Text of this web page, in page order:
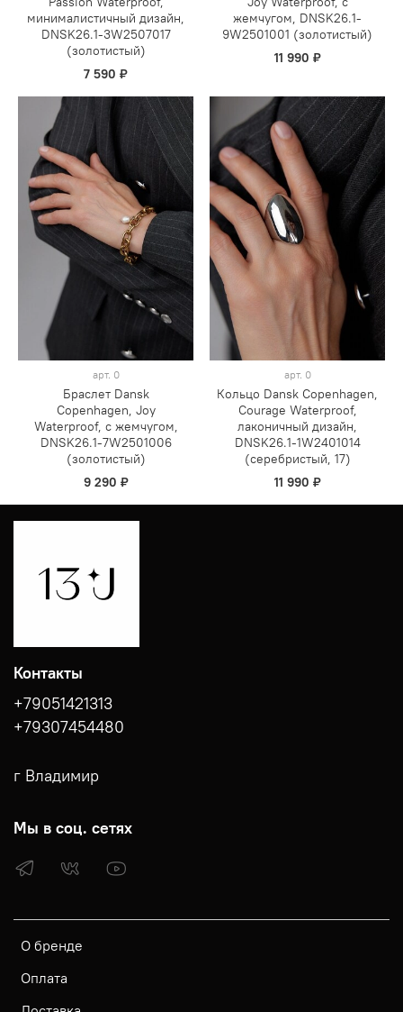
минималистичный дизайн,
DNSK26.1-3W2507017
(золотистый)
7 590 ₽
жемчугом, DNSK26.1-
9W2501001 (золотистый)
11 990 ₽
арт. 0
Браслет Dansk
Copenhagen, Joy
Waterproof, с жемчугом,
DNSK26.1-7W2501006
(золотистый)
9 290 ₽
арт. 0
Кольцо Dansk Copenhagen,
Courage Waterproof,
лаконичный дизайн,
DNSK26.1-1W2401014
(серебристый, 17)
11 990 ₽
О бренде
Оплата
Контакты
+79051421313
+79307454480
г Владимир
Мы в соц. сетях